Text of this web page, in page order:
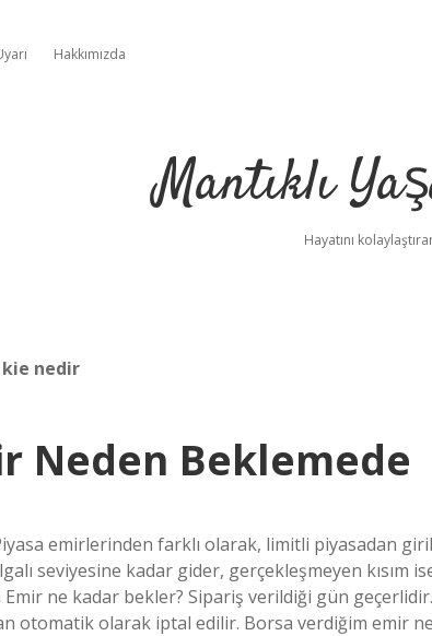
Hakkımızda
Mantıklı
Hayatını
nedir
Neden Beklemede
emirlerinden farklı olarak, limitli piyasadan
seviyesine kadar gider, gerçekleşmeyen kısım
ne kadar bekler? Sipariş verildiği gün
otomatik olarak iptal edilir. Borsa verdiğim emir